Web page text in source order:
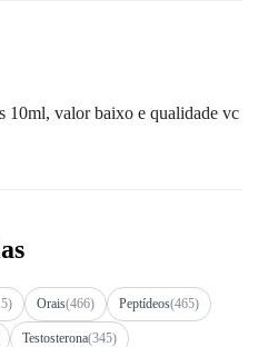
10ml, valor baixo e qualidade vc
Orais(466) Peptídeos(465)
Testosterona(345)